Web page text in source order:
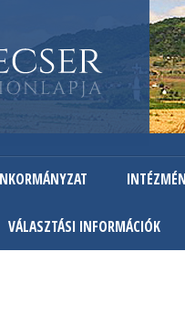
VÁLASZTÁSI INFORMÁCIÓK